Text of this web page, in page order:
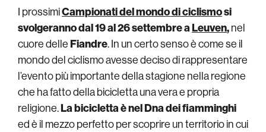
I prossimiCampionati del mondo di ciclismosi
svolgeranno dal 19 al 26 settembre aLeuven,nel
cuore delleFiandre. In un certo senso è come se il
mondo del ciclismo avesse deciso di rappresentare
l’evento più importante della stagione nella regione
che ha fatto della bicicletta una vera e propria
religione.La bicicletta è nel Dna dei fiamminghi
ed è il mezzo perfetto per scoprire un territorio in cui